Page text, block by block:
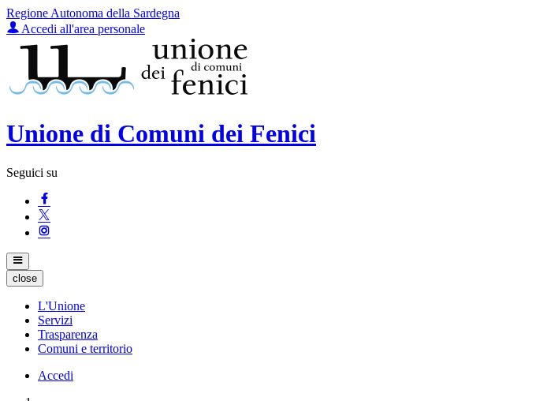
Regione Autonoma della Sardegna
Accedi all'area personale
Unione di Comuni dei Fenici
Seguici su
close
L'Unione
Servizi
Trasparenza
Comuni e territorio
Accedi